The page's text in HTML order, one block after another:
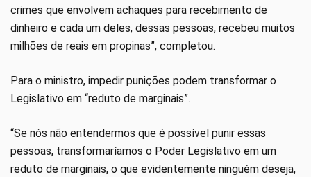
crimes que envolvem achaques para recebimento de
dinheiro e cada um deles, dessas pessoas, recebeu muitos
milhões de reais em propinas”, completou.
Para o ministro, impedir punições podem transformar o
Legislativo em “reduto de marginais”.
“Se nós não entendermos que é possível punir essas
pessoas, transformaríamos o Poder Legislativo em um
reduto de marginais, o que evidentemente ninguém deseja,